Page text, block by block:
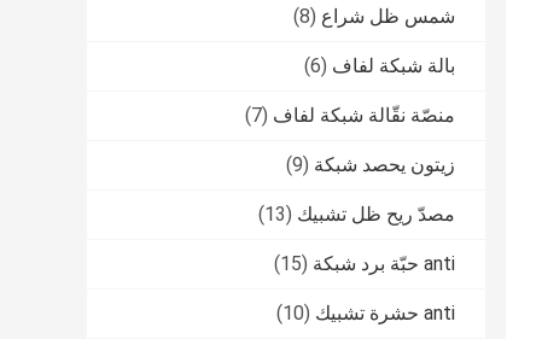
شمس ظل شراع (8)
بالة شبكة لفاف (6)
منصّة نقّالة شبكة لفاف (7)
زيتون يحصد شبكة (9)
مصدّ ريح ظل تشبيك (13)
anti حبّة برد شبكة (15)
anti حشرة تشبيك (10)